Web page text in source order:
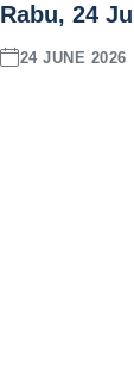
Rabu, 24
24 JUNE 2026